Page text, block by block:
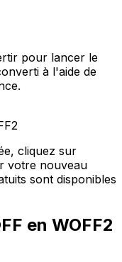
pour lancer le
à l'aide de
cliquez sur
votre nouveau
sont disponibles
en WOFF2